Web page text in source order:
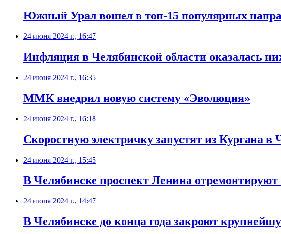
​Южный Урал вошел в топ-15 популярных
24 июня 2024 г., 16:47
​Инфляция в Челябинской области оказалась
24 июня 2024 г., 16:35
ММК внедрил новую систему «Эволюция»
24 июня 2024 г., 16:18
​Скоростную электричку запустят из Кургана в
24 июня 2024 г., 15:45
​В Челябинске проспект Ленина отремонтируют
24 июня 2024 г., 14:47
В Челябинске до конца года закроют